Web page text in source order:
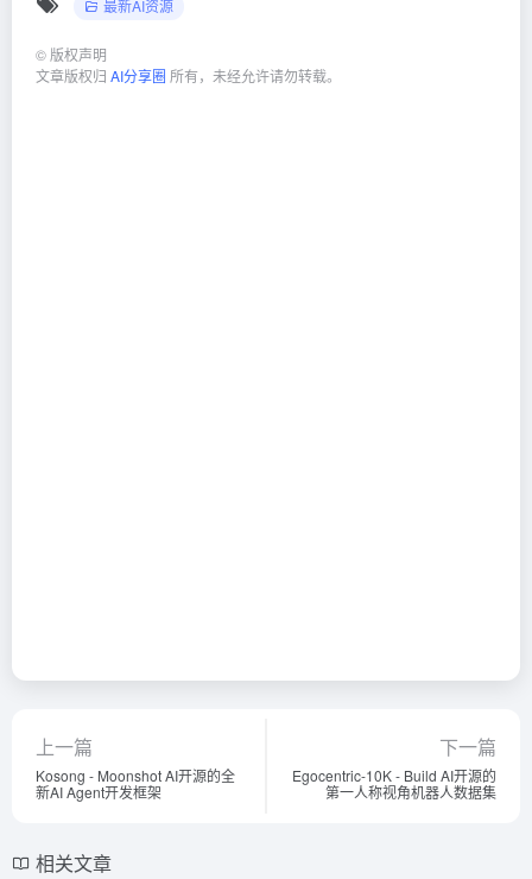
最新AI资源
© 版权声明
文章版权归 AI分享圈 所有，未经允许请勿转载。
上一篇
Kosong - Moonshot AI开源的全
新AI Agent开发框架
下一篇
Egocentric-10K - Build AI开源的
第一人称视角机器人数据集
相关文章